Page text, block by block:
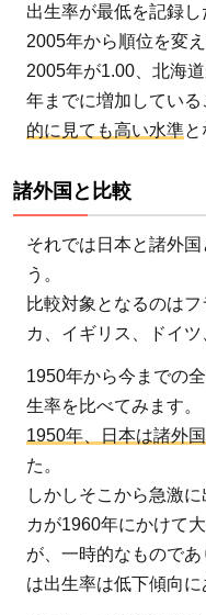
出生率が最低を記録
2005年から順位を変
2005年が1.00、北海
年までに増加している
的に見ても高い水準と
諸外国と比較
それでは日本と諸外
う。
比較対象となるのは
カ、イギリス、ドイツ
1950年から今までの
生率を比べてみます。
1950年、日本は諸外
た。
しかしそこから急激
カが1960年にかけて
が、一時的なもので
は出生率は低下傾向に